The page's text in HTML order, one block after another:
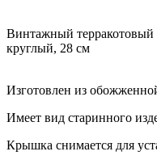
Винтажный терракотовый
круглый, 28 см
Изготовлен из
Имеет вид старинного
Крышка снимается для